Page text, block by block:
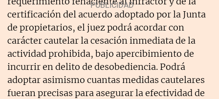
certificación del acuerdo adoptado por la Junta
de propietarios, el juez podrá acordar con
carácter cautelar la cesación inmediata de la
actividad prohibida, bajo apercibimiento de
incurrir en delito de desobediencia. Podrá
adoptar asimismo cuantas medidas cautelares
fueran precisas para asegurar la efectividad de